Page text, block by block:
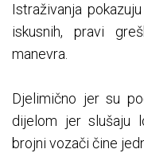
Istraživanja
iskusnih, pravi
manevra.
Djelimično jer su
dijelom jer slušaju
brojni vozači čine